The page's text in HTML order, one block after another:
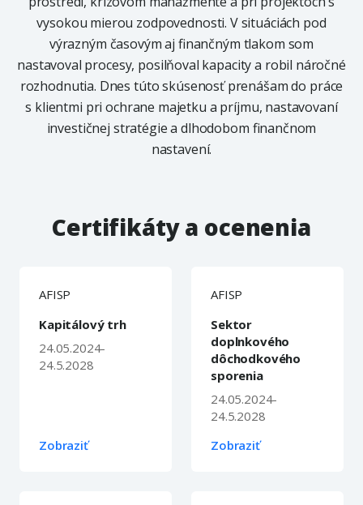
vysokou mierou zodpovednosti. V situáciách pod
výrazným časovým aj finančným tlakom som
nastavoval procesy, posilňoval kapacity a robil náročné
rozhodnutia. Dnes túto skúsenosť prenášam do práce
s klientmi pri ochrane majetku a príjmu, nastavovaní
investičnej stratégie a dlhodobom finančnom
nastavení.
Certifikáty a ocenenia
AFISP
Kapitálový trh
24.05.2024-
24.5.2028
Zobraziť
AFISP
Sektor
doplnkového
dôchodkového
sporenia
24.05.2024-
24.5.2028
Zobraziť